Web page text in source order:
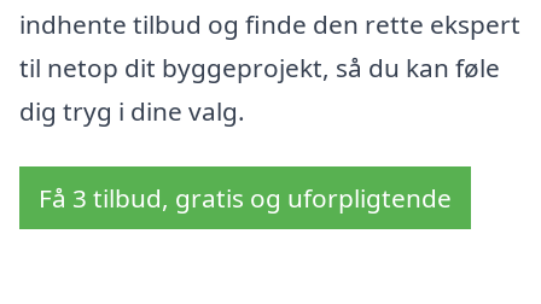
indhente tilbud og finde den rette ekspert
til netop dit byggeprojekt, så du kan føle
dig tryg i dine valg.
Få 3 tilbud, gratis og uforpligtende